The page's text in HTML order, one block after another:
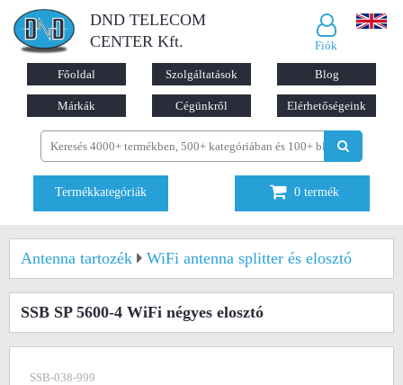
DND TELECOM
CENTER Kft.
Fiók
Főoldal Szolgáltatások Blog
Márkák Cégünkről Elérhetőségeink
Termékkategóriák 0 termék
Antenna tartozék WiFi antenna splitter és elosztó
SSB SP 5600-4 WiFi négyes elosztó
SSB-038-999